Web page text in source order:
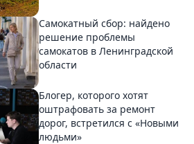
Самокатный сбор: найдено
решение проблемы
самокатов в Ленинградской
области
Блогер, которого хотят
оштрафовать за ремонт
дорог, встретился с «Новыми
людьми»